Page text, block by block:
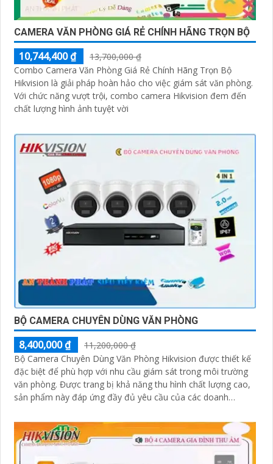
CAMERA VĂN PHÒNG GIÁ RẺ CHÍNH HÃNG TRỌN BỘ
10,744,400 ₫
13,700,000 ₫
Combo Camera Văn Phòng Giá Rẻ Chính Hãng Trọn Bộ
Hikvision là giải pháp hoàn hảo cho việc giám sát văn phòng.
Với chức năng vượt trội, combo camera Hikvision đem đến
chất lượng hình ảnh tuyệt vời
BỘ CAMERA CHUYÊN DÙNG VĂN PHÒNG
8,400,000 ₫
11,200,000 ₫
Bộ Camera Chuyên Dùng Văn Phòng Hikvision được thiết kế
đặc biệt để phù hợp với nhu cầu giám sát trong môi trường
văn phòng. Được trang bị khả năng thu hình chất lượng cao,
sản phẩm này đáp ứng đầy đủ yêu cầu của các doanh